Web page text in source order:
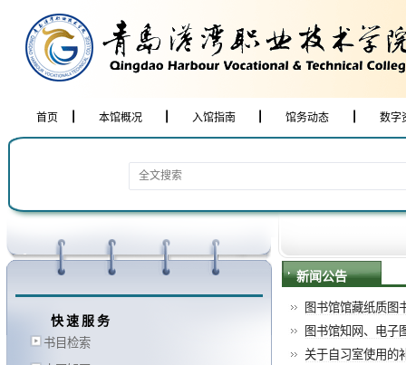
首页 本馆概况 入馆指南 馆务动态 数字
快速服务
书目检索
新闻公告
图书馆馆藏纸质图
图书馆知网、电子
关于自习室使用的